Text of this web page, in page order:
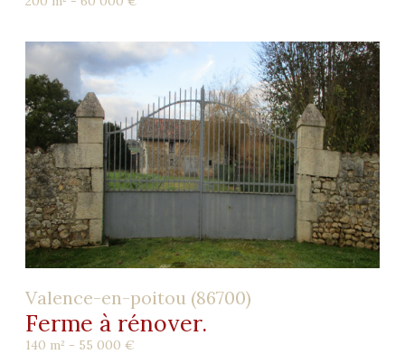
Valence-en-poitou (86700)
Ferme à rénover.
140 m² - 55 000 €